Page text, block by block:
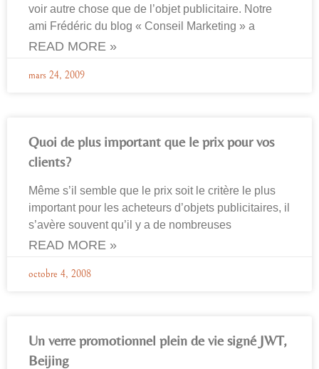
voir autre chose que de l’objet publicitaire. Notre
ami Frédéric du blog « Conseil Marketing » a
READ MORE »
mars 24, 2009
Quoi de plus important que le prix pour vos
clients?
Même s’il semble que le prix soit le critère le plus
important pour les acheteurs d’objets publicitaires, il
s’avère souvent qu’il y a de nombreuses
READ MORE »
octobre 4, 2008
Un verre promotionnel plein de vie signé JWT,
Beijing